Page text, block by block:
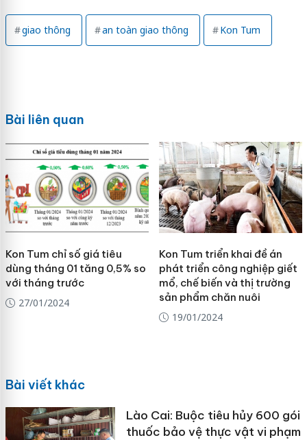
giao thông an toàn giao thông Kon Tum
Bài liên quan
Kon Tum chỉ số giá tiêu
dùng tháng 01 tăng 0,5% so
với tháng trước
27/01/2024
Kon Tum triển khai đề án
phát triển công nghiệp giết
mổ, chế biến và thị trường
sản phẩm chăn nuôi
19/01/2024
Bài viết khác
Lào Cai: Buộc tiêu hủy 600 gói
thuốc bảo vệ thực vật vi phạm